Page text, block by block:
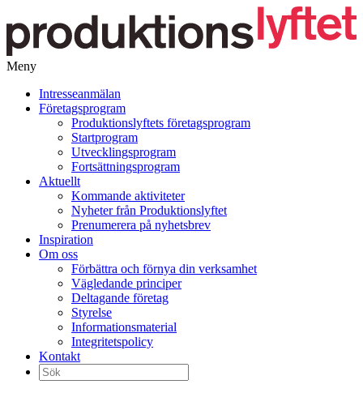
Meny
vidare
Intresseanmälan
Företagsprogram
Produktionslyftets företagsprogram
Startprogram
Utvecklingsprogram
Fortsättningsprogram
Aktuellt
Kommande aktiviteter
Nyheter från Produktionslyftet
Prenumerera på nyhetsbrev
Inspiration
Om oss
Förbättra och förnya din verksamhet
Vägledande principer
Deltagande företag
Styrelse
Informationsmaterial
Integritetspolicy
Kontakt
Sök
efter: